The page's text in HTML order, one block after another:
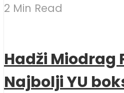
2 Min Read
Hadži Miodrag
Najbolji YU